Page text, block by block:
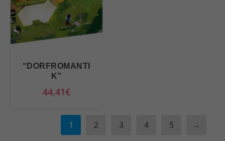
“DORFROMANTI
K”
44,41€
1 2 3 4 5 →